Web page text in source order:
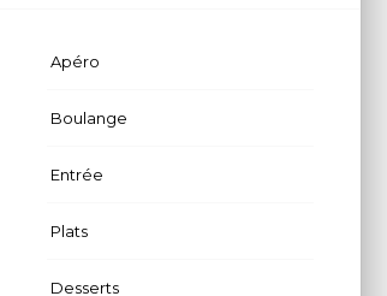
Apéro
Boulange
Entrée
Plats
Desserts